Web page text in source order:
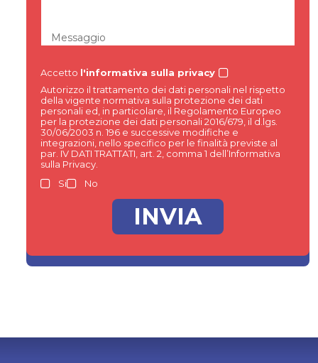
Messaggio
Accetto l'informativa sulla privacy
Autorizzo il trattamento dei dati personali nel rispetto
della vigente normativa sulla protezione dei dati
personali ed, in particolare, il Regolamento Europeo
per la protezione dei dati personali 2016/679, il d.lgs.
30/06/2003 n. 196 e successive modifiche e
integrazioni, nello specifico per le finalità previste al
par. IV DATI TRATTATI, art. 2, comma 1 dell’Informativa
sulla Privacy.
Si
No